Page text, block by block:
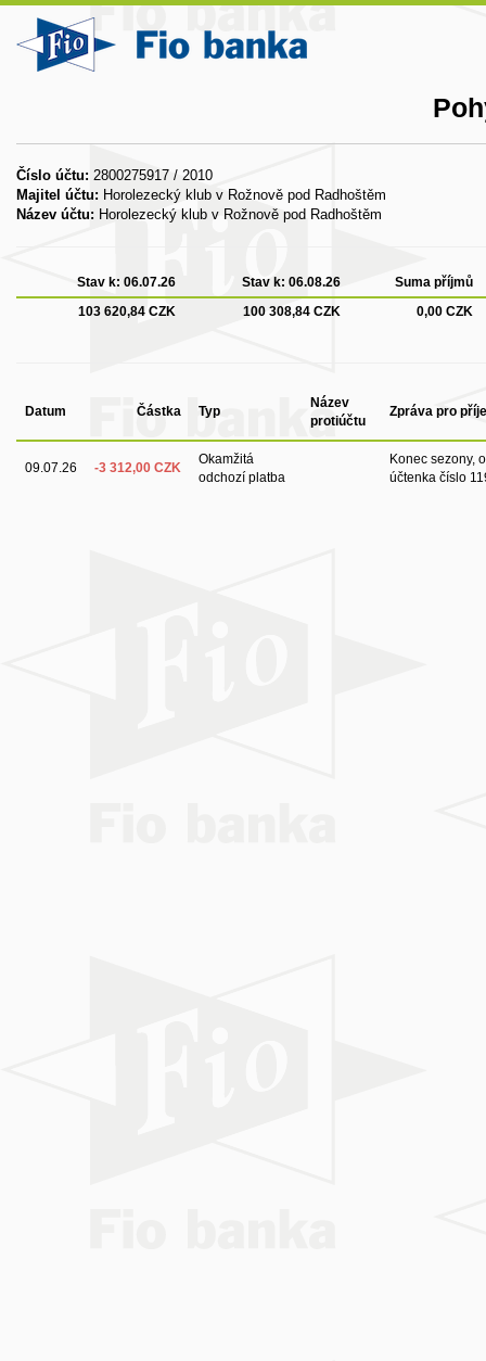
Číslo účtu: 2800275917 / 2010
Majitel účtu: Horolezecký klub v Rožnově pod Radhoštěm
Název účtu: Horolezecký klub v Rožnově pod Radhoštěm
Stav k: 06.07.26 Stav k: 06.08.26
Suma příjmů
103 620,84 CZK
100 308,84 CZK 0,00 CZK
Datum Částka Typ
Název
protiúčtu
Zpráva pro
09.07.26 -3 312,00 CZK
Okamžitá
odchozí platba
Konec sezony,
účtenka číslo